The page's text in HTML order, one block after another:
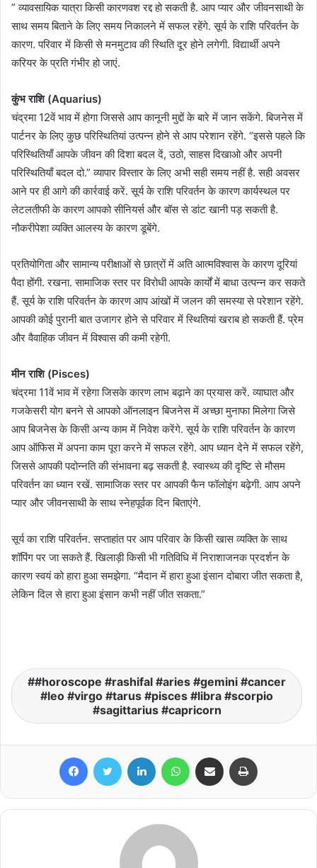
” व्यावसायिक यात्रा किसी कारणवश रद्द हो सकती है. आप प्यार और जीवनसाथी के
साथ समय बिताने के लिए समय निकालने में सफल रहेंगे. सूर्य के राशि परिवर्तन के
कारण. परिवार में किसी से मनमुटाव की स्थिति दूर होने लगेगी. विद्यार्थी अपने
करियर के प्रति गंभीर हो जाएं.
कुंभ राशि (Aquarius)
चंद्रमा 12वें भाव में होगा जिससे आप कानूनी मुद्दों के बारे में जान सकेंगे. बिजनेस में
पार्टनर के लिए कुछ परिस्थितियां उत्पन्न होने से आप परेशान रहेंगे. “इससे पहले कि
परिस्थितियाँ आपके जीवन की दिशा बदल दें, उठो, साहस दिखाओ और अपनी
परिस्थितियाँ बदल दो.” व्यापार विस्तार के लिए अभी सही समय नहीं है. सही अवसर
आने पर ही आगे की कार्रवाई करें. सूर्य के राशि परिवर्तन के कारण कार्यस्थल पर
लेटलतीफी के कारण आपको सीनियर्स और बॉस से डांट खानी पड़ सकती है.
नौकरीपेशा व्यक्ति आलस्य के कारण डूबेंगे.
प्रतियोगिता और सामान्य परीक्षाओं से छात्रों में अति आत्मविश्वास के कारण दूरियां
पैदा होंगी. रखना. सामाजिक स्तर पर विरोधी आपके कार्यों में बाधा उत्पन्न कर सकते
हैं. सूर्य के राशि परिवर्तन के कारण आप आंखों में जलन की समस्या से परेशान रहेंगे.
आपकी कोई पुरानी बात उजागर होने से परिवार में स्थितियां खराब हो सकती हैं. प्रेम
और वैवाहिक जीवन में विश्वास की कमी रहेगी.
मीन राशि (Pisces)
चंद्रमा 11वें भाव में रहेगा जिसके कारण लाभ बढ़ाने का प्रयास करें. व्याघात और
गजकेसरी योग बनने से आपको ऑनलाइन बिजनेस में अच्छा मुनाफा मिलेगा जिसे
आप बिजनेस के किसी अन्य काम में निवेश करेंगे. सूर्य के राशि परिवर्तन के कारण
आप ऑफिस में अपना काम पूरा करने में सफल रहेंगे. आप ध्यान देने में सफल रहेंगे,
जिससे आपकी पदोन्नति की संभावना बढ़ सकती है. स्वास्थ्य की दृष्टि से मौसम
परिवर्तन का ध्यान रखें. सामाजिक स्तर पर आपकी फैन फॉलोइंग बढ़ेगी. आप अपने
प्यार और जीवनसाथी के साथ स्नेहपूर्वक दिन बिताएंगे.
सूर्य का राशि परिवर्तन. सप्ताहांत पर आप परिवार के किसी खास व्यक्ति के साथ
शॉपिंग पर जा सकते हैं. खिलाड़ी किसी भी गतिविधि में निराशाजनक प्रदर्शन के
कारण स्वयं को हारा हुआ समझेगा. “मैदान में हारा हुआ इंसान दोबारा जीत सकता है,
लेकिन दिल से हारा हुआ इंसान कभी नहीं जीत सकता.”
#horoscope #rashifal #aries #gemini #cancer
#leo #virgo #tarus #pisces #libra #scorpio
#sagittarius #capricorn
FacebookTwitter LinkedIn WhatsAppShare via Email